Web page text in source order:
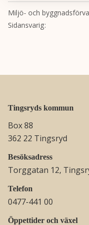
Miljö- och
Sidansvarig
Tingsryds kommun
Box 88
362 22 Tingsryd
Besöksadress
Torggatan 12,
Telefon
0477-441 00
Öppettider och växel